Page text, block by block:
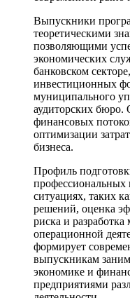
Выпускники
теоретическими
позволяющими
экономических
банковском
инвестиционных
муниципального
аудиторских бюро.
финансовых
оптимизации
бизнеса.
Профиль
ситуациях, таких
решений, оценка
риска и
операционной
формирует
выпускникам
экономике и
предприятиями